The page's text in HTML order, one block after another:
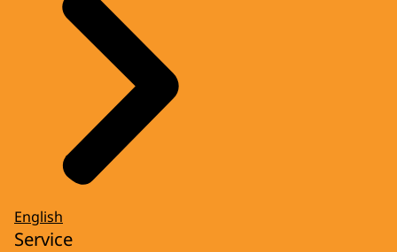
English
Service